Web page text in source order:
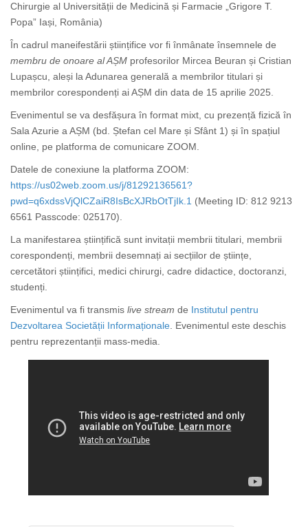
Chirurgie al Universității de Medicină și Farmacie „Grigore T.
Popa” Iași, România)
În cadrul maneifestării științifice vor fi înmânate însemnele de
membru de onoare al AȘM profesorilor Mircea Beuran și Cristian
Lupașcu, aleși la Adunarea generală a membrilor titulari și
membrilor corespondenți ai AȘM din data de 15 aprilie 2025.
Evenimentul se va desfășura în format mixt, cu prezență fizică în
Sala Azurie a AȘM (bd. Ștefan cel Mare și Sfânt 1) și în spațiul
online, pe platforma de comunicare ZOOM.
Datele de conexiune la platforma ZOOM:
https://us02web.zoom.us/j/81292136561?
pwd=q6xdssVjQlCZaiR8IsBcXJRbOtTjIk.1 (Meeting ID: 812 9213
6561 Passcode: 025170).
La manifestarea științifică sunt invitații membrii titulari, membrii
corespondenți, membrii desemnați ai secțiilor de științe,
cercetători științifici, medici chirurgi, cadre didactice, doctoranzi,
studenți.
Evenimentul va fi transmis live stream de Institutul pentru
Dezvoltarea Societății Informaționale Evenimentul este deschis
pentru reprezentanții mass-media.